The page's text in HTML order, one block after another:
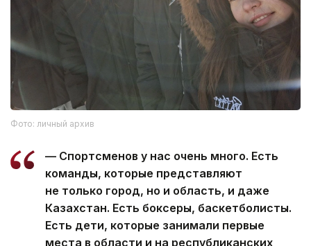
Фото: личный архив
— Спортсменов у нас очень много. Есть
команды, которые представляют
не только город, но и область, и даже
Казахстан. Есть боксеры, баскетболисты.
Есть дети, которые занимали первые
места в области и на республиканских